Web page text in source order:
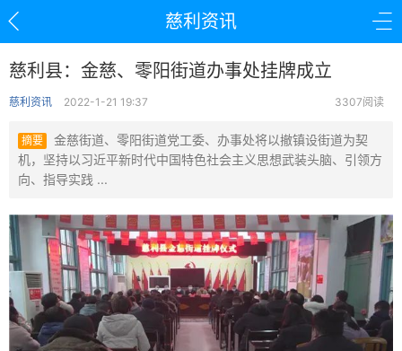
慈利资讯
慈利县：金慈、零阳街道办事处挂牌成立
慈利资讯 2022-1-21 19:37 3307阅读
摘要
金慈街道、零阳街道党工委、办事处将以撤镇设街道为契
机，坚持以习近平新时代中国特色社会主义思想武装头脑、引领方
向、指导实践 ...